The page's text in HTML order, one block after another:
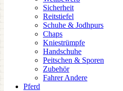
Sicherheit
Reitstiefel
Schuhe & Jodhpurs
Chaps
Kniestrümpfe
Handschuhe
Peitschen & Sporen
Zubehör
Fahrer Andere
Pferd